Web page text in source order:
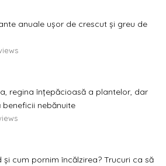
anuale ușor de crescut și greu de
regina înțepăcioasă a plantelor, dar
beneficii nebănuite
și cum pornim încălzirea? Trucuri ca să